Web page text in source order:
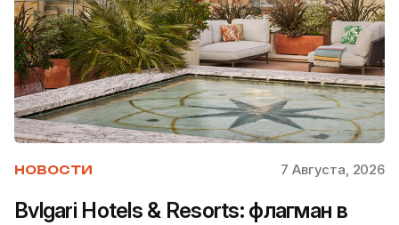
НОВОСТИ 7 Августа, 2026
Bvlgari Hotels & Resorts: флагман в